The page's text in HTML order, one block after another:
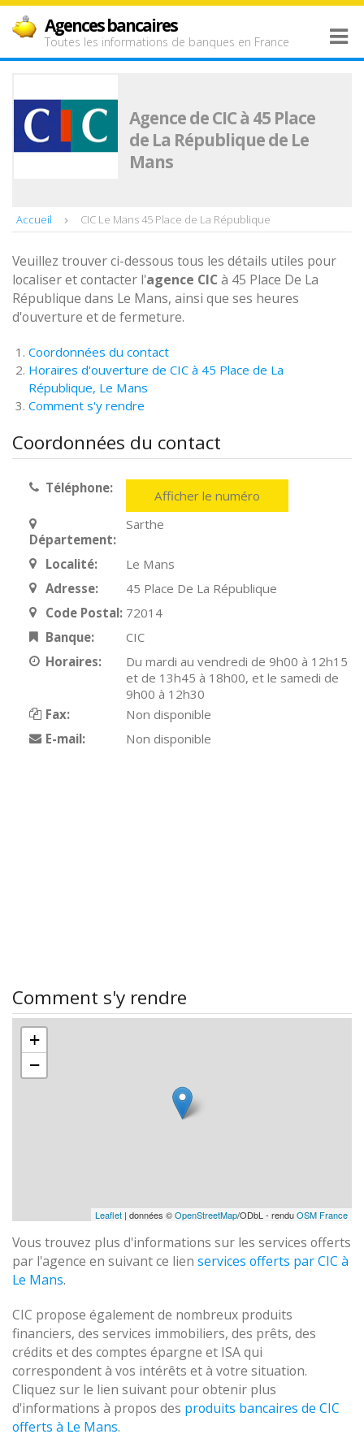
Agences bancaires
Toutes les informations de banques en France
Agence de CIC à 45 Place
de La République de Le
Mans
Accueil CIC Le Mans 45 Place de La République
Veuillez trouver ci-dessous tous les détails utiles pour
localiser et contacter l'agence CIC à 45 Place De La
République dans Le Mans, ainsi que ses heures
d'ouverture et de fermeture.
Coordonnées du contact
Horaires d'ouverture de CIC à 45 Place de La
République, Le Mans
Comment s'y rendre
Coordonnées du contact
Téléphone: Afficher le numéro
Département:
Sarthe
Localité:
Le Mans
Adresse:
45 Place De La République
Code Postal: 72014
Banque:
CIC
Horaires:
Du mardi au vendredi de 9h00 à 12h15
et de 13h45 à 18h00, et le samedi de
9h00 à 12h30
Fax:
Non disponible
E-mail:
Non disponible
Comment s'y rendre
+
−
Leaflet | données ©OpenStreetMap/ODbL - renduOSM France
Vous trouvez plus d'informations sur les services offerts
par l'agence en suivant ce lien services offerts par CIC à
Le Mans.
CIC propose également de nombreux produits
financiers, des services immobiliers, des prêts, des
crédits et des comptes épargne et ISA qui
correspondent à vos intérêts et à votre situation.
Cliquez sur le lien suivant pour obtenir plus
d'informations à propos des produits bancaires de CIC
offerts à Le Mans.